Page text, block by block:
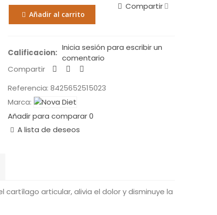
Añadir al carrito
Compartir
Calificacion:
Inicia sesión para escribir un
comentario
Compartir
Referencia: 8425652515023
Marca:
Añadir para comparar0
A lista de deseos
articular, alivia el dolor y disminuye la